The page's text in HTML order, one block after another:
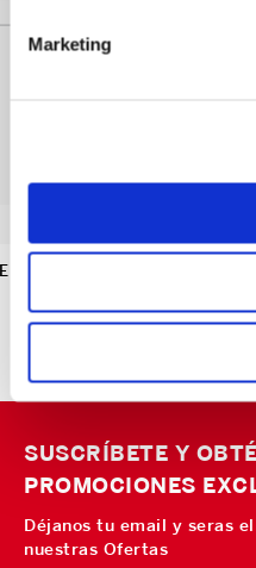
Marketing
SUSCRÍBETE Y
PROMOCIONES
Déjanos tu email y seras
nuestras Ofertas